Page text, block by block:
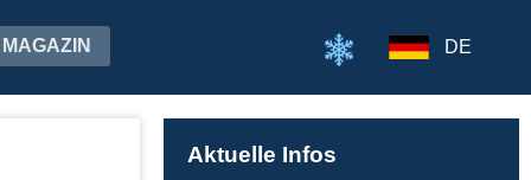
MAGAZIN DE
Aktuelle Infos